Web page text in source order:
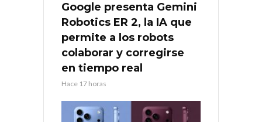
Google presenta Gemini
Robotics ER 2, la IA que
permite a los robots
colaborar y corregirse
en tiempo real
Hace 17 horas